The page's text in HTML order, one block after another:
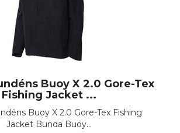
Buoy X 2.0 Gore-Tex
Fishing Jacket ...
Buoy X 2.0 Gore-Tex Fishing
Jacket Bunda Buoy...